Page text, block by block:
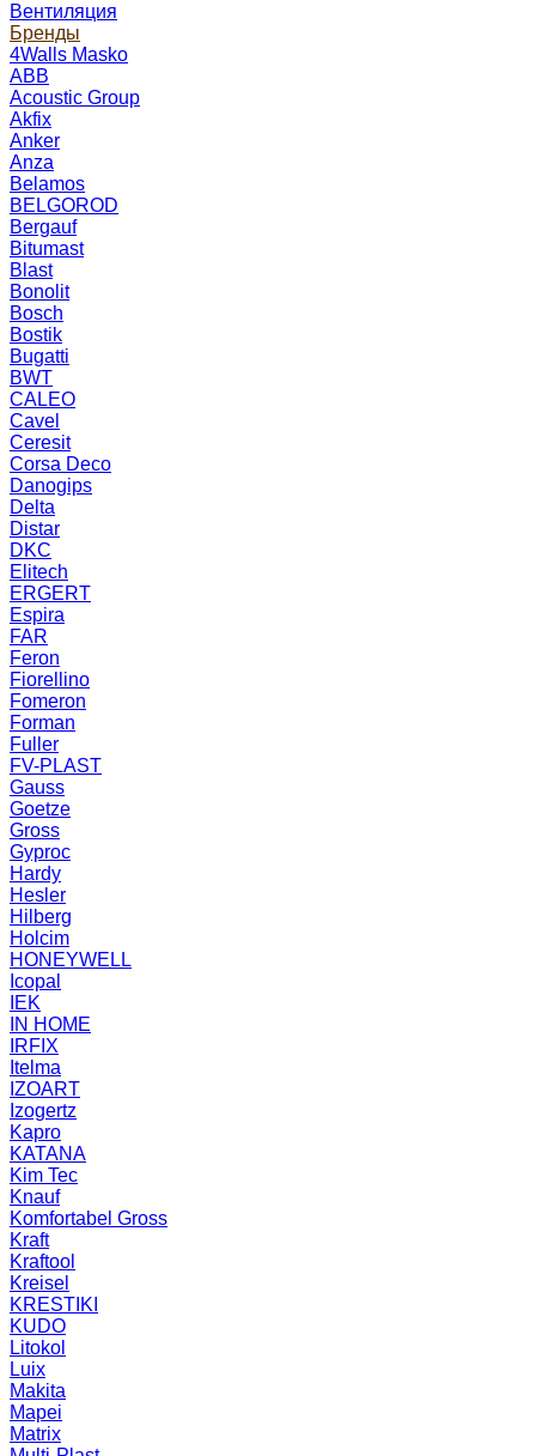
Вентиляция
Бренды
4Walls Masko
ABB
Acoustic Group
Akfix
Anker
Anza
Belamos
BELGOROD
Bergauf
Bitumast
Blast
Bonolit
Bosch
Bostik
Bugatti
BWT
CALEO
Cavel
Ceresit
Corsa Deco
Danogips
Delta
Distar
DKC
Elitech
ERGERT
Espira
FAR
Feron
Fiorellino
Fomeron
Forman
Fuller
FV-PLAST
Gauss
Goetze
Gross
Gyproc
Hardy
Hesler
Hilberg
Holcim
HONEYWELL
Icopal
IEK
IN HOME
IRFIX
Itelma
IZOART
Izogertz
Kapro
KATANA
Kim Tec
Knauf
Komfortabel Gross
Kraft
Kraftool
Kreisel
KRESTIKI
KUDO
Litokol
Luix
Makita
Mapei
Matrix